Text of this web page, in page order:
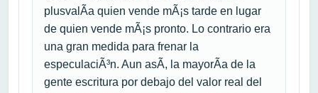
plusvalÃ­a quien vende mÃ¡s tarde en lugar
de quien vende mÃ¡s pronto. Lo contrario era
una gran medida para frenar la
especulaciÃ³n. Aun asÃ­, la mayorÃ­a de la
gente escritura por debajo del valor real del